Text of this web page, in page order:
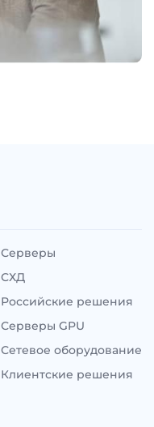
Серверы
СХД
Российские решения
Серверы GPU
Сетевое оборудование
Клиентские решения